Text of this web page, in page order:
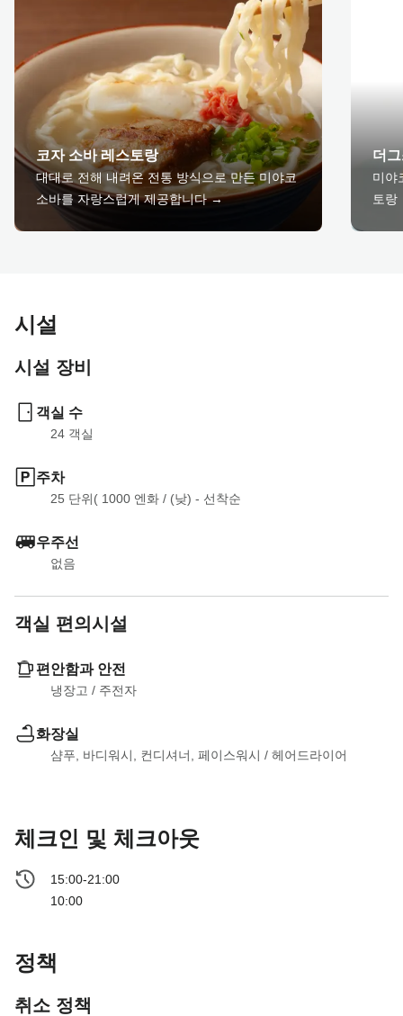
코자 소바 레스토랑
대대로 전해 내려온 전통 방식으로 만든 미야코
소바를 자랑스럽게 제공합니다 →
더
미야
토
시설
시설 장비
객실 수
24 객실
주차
25 단위( 1000 엔화 / (낮) - 선착순
우주선
없음
객실 편의시설
편안함과 안전
냉장고 / 주전자
화장실
샴푸, 바디워시, 컨디셔너, 페이스워시 / 헤어드라이어
체크인 및 체크아웃
15:00-21:00
10:00
정책
취소 정책